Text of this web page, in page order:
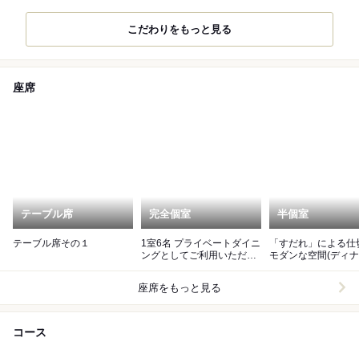
こだわりをもっと見る
座席
テーブル席
テーブル席その１
完全個室
1室6名 プライベートダイニ
ングとしてご利用いただけ
半個室
「すだれ」による
モダンな空間(ディ
座席をもっと見る
コース